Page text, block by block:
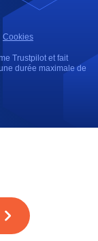
Cookies
Trustpilot et fait
durée maximale de